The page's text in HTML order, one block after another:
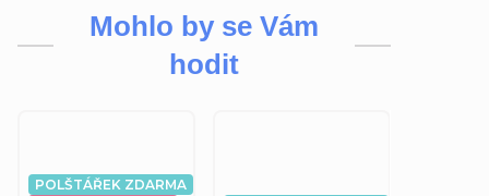
Mohlo by se Vám
hodit
POLŠTÁŘEK ZDARMA